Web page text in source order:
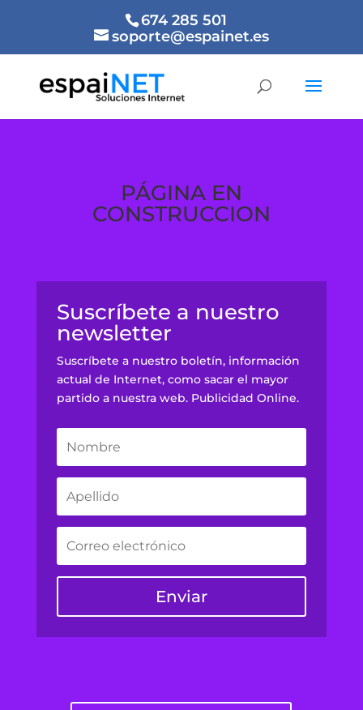
674 285 501
soporte@espainet.es
PÁGINA EN
CONSTRUCCION
Suscríbete a nuestro
newsletter
Suscríbete a nuestro boletín, información
actual de Internet, como sacar el mayor
partido a nuestra web. Publicidad Online.
Enviar